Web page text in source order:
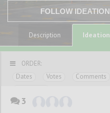
FOLLOW IDEATION
Description Ideation
ORDER:
Dates
Votes Comments
<< Previous paragraphs
3